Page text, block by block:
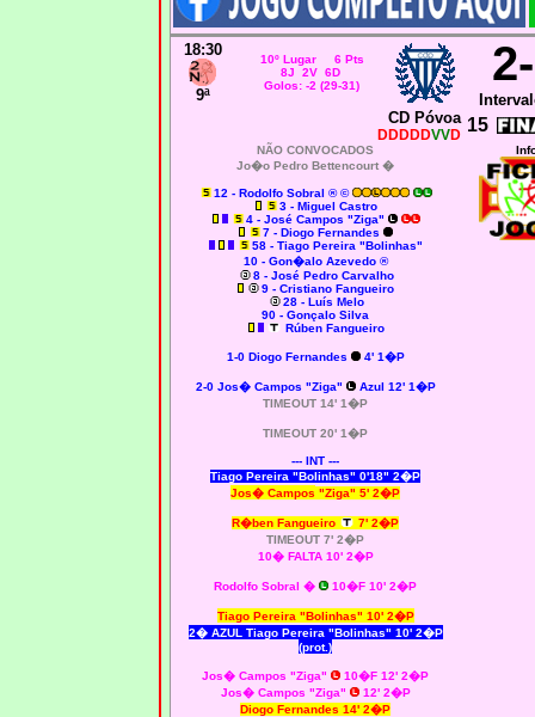
18:30
9ª
10º Lugar 6 Pts
8J 2V 6D
Golos: -2 (29-31)
CD Póvoa
DDDDDVVD 15
NÃO CONVOCADOS
Jo�o Pedro Bettencourt �
12 - Rodolfo Sobral ® ©
3 - Miguel Castro
4 - José Campos "Ziga"
7 - Diogo Fernandes
58 - Tiago Pereira "Bolinhas"
10 - Gon�alo Azevedo ®
8 - José Pedro Carvalho
9 - Cristiano Fangueiro
28 - Luís Melo
90 - Gonçalo Silva
Rúben Fangueiro
1-0 Diogo Fernandes 4' 1�P
2-0 Jos� Campos "Ziga"
Azul 12' 1�P
TIMEOUT 14' 1�P
TIMEOUT 20' 1�P
--- INT ---
Tiago Pereira "Bolinhas" 0'18" 2�P
Jos� Campos "Ziga" 5' 2�P
R�ben Fangueiro
7' 2�P
TIMEOUT 7' 2�P
10� FALTA 10' 2�P
Rodolfo Sobral � 10�F 10' 2�P
Tiago Pereira "Bolinhas" 10' 2�P
2� AZUL Tiago Pereira "Bolinhas" 10' 2�P
(prot.)
Jos� Campos "Ziga"
10�F 12' 2�P
Jos� Campos "Ziga"
12' 2�P
Diogo Fernandes 14' 2�P